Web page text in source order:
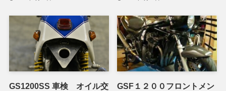
GS1200SS 車検 オイル交
GSF１２００フロントメン